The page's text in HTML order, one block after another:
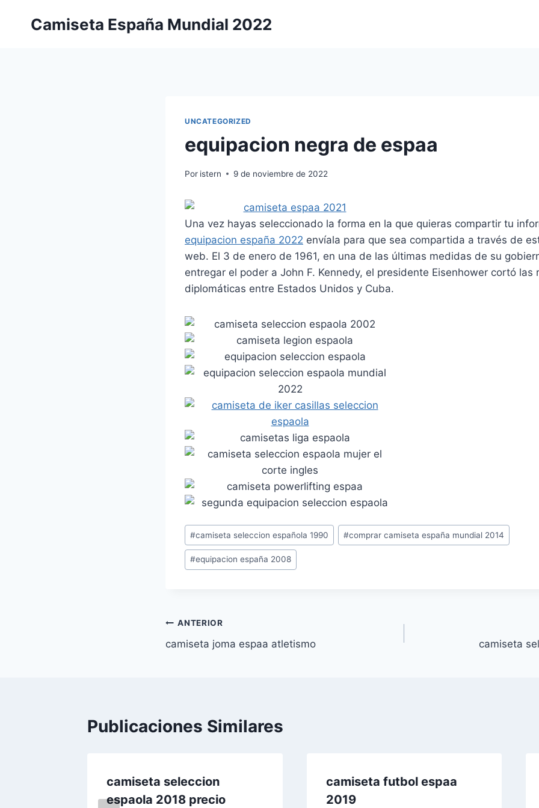
Camiseta España Mundial 2022
UNCATEGORIZED
equipacion negra de espaa
Por istern 9 de noviembre de 2022
Una vez hayas seleccionado la forma en la que quieras compartir tu
equipacion españa 2022 envíala para que sea compartida a través de
web. El 3 de enero de 1961, en una de las últimas medidas de su
entregar el poder a John F. Kennedy, el presidente Eisenhower cortó las
diplomáticas entre Estados Unidos y Cuba.
Etiquetas
de
la
#camiseta seleccion española 1990 #comprar camiseta españa mundial 2014
#equipacion españa 2008
Navegación
de
ANTERIOR
camiseta joma espaa atletismo camiseta
Publicaciones Similares
camiseta seleccion
espaola 2018 precio
camiseta futbol espaa
2019